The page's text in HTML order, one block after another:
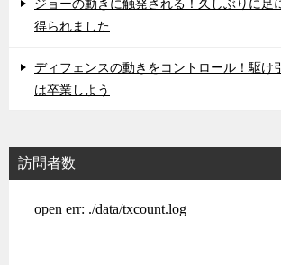
ジョーの動きに触発される！久しぶりに足
得られました
ディフェンスの動きをコントロール！駆け
は卒業しよう
訪問者数